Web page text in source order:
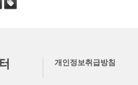
개인정보취급방침